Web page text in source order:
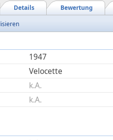
Bewertung
Details
1947
Velocette
k.A.
k.A.